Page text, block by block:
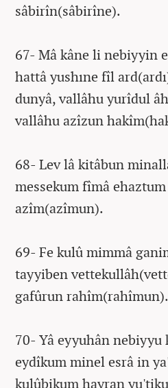
sâbirîn(sâbirîne).
67- Mâ kâne li nebiyyin
hattâ yushıne fîl
dunyâ, vallâhu yurîdul
vallâhu azîzun
68- Lev lâ kitâbun
messekum fîmâ
azîm(azîmun).
69- Fe kulû mimmâ
tayyiben
gafûrun rahîm(rahîmun).
70- Yâ eyyuhân
eydîkum minel esrâ in
kulûbikum hayran